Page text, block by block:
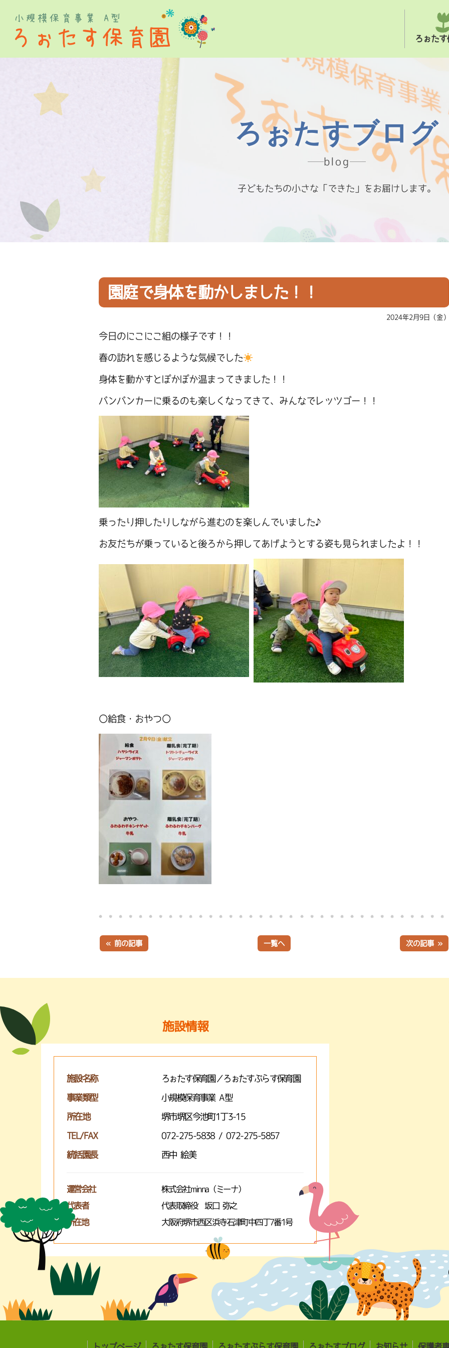
ろぉたす
ろぉたすブログ
blog
子どもたちの小さな「できた」をお届けします。
園庭で身体を動かしました！！
2024年2月9日（金）
今日のにこにこ組の様子です！！
春の訪れを感じるような気候でした
身体を動かすとぽかぽか温まってきました！！
バンバンカーに乗るのも楽しくなってきて、みんなでレッツゴー！！
乗ったり押したりしながら進むのを楽しんでいました♪
お友だちが乗っていると後ろから押してあげようとする姿も見られましたよ！！
〇給食・おやつ〇
« 前の記事 一覧へ 次の記事 »
施設情報
施設名称 ろぉたす保育園／ろぉたすぷらす保育園
事業類型 小規模保育事業 A型
所在地 堺市堺区今池町1丁3-15
TEL/FAX 072-275-5838 / 072-275-5857
統括園長 西中 絵美
運営会社 株式会社minna（ミーナ）
代表者 代表取締役 坂口 弥之
所在地 大阪府堺市西区浜寺石津町中四丁7番1号